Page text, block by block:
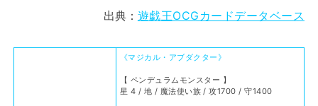
出典： 遊戯王OCGカードデータベース
《マジカル・アブダクター》
【 ペンデュラムモンスター 】
星 4 / 地 / 魔法使い族 / 攻1700 / 守1400